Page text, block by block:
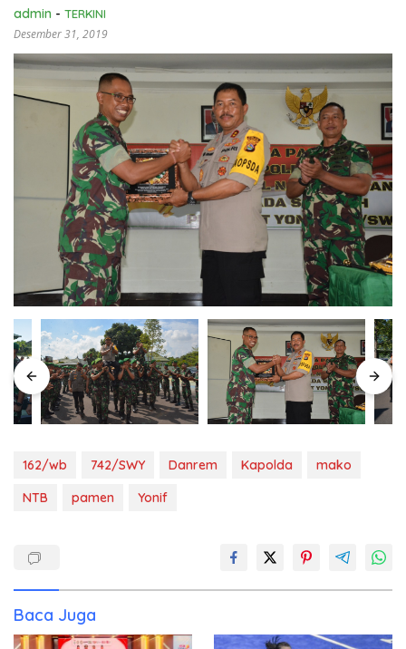
admin - TERKINI
Desember 31, 2019
162/wb 742/SWY Danrem Kapolda
mako
NTB
pamen Yonif
Baca Juga